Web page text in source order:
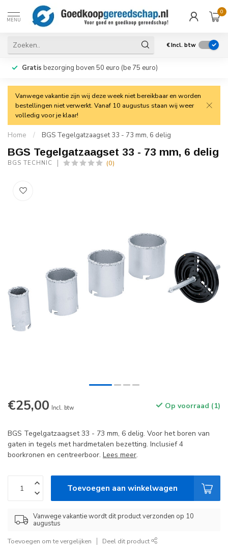
MENU
0
€Incl. btw
Gratis bezorging boven 50 euro (be 75 euro)
Vanwege vakantie zijn wij deze week niet bereikbaar en worden
bestellingen niet verwerkt. Vanaf 10 augustus staan wij weer
volledig voor je klaar!
Home / BGS Tegelgatzaagset 33 - 73 mm, 6 delig
BGS Tegelgatzaagset 33 - 73 mm, 6 delig
BGS TECHNIC (0)
€25,00 Incl. btw Op voorraad (1)
BGS Tegelgatzaagset 33 - 73 mm, 6 delig. Voor het boren van
gaten in tegels met hardmetalen bezetting. Inclusief 4
boorkronen en centreerboor. Lees meer.
Toevoegen aan winkelwagen
Vanwege vakantie wordt dit product verzonden op 10
augustus
Toevoegen om te vergelijken Deel dit product